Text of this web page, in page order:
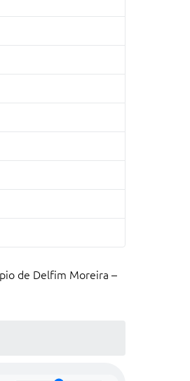
de Delfim Moreira –